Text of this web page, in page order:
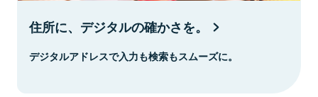
住所に、デジタルの確かさを。
デジタルアドレスで入力も検索もスムーズに。